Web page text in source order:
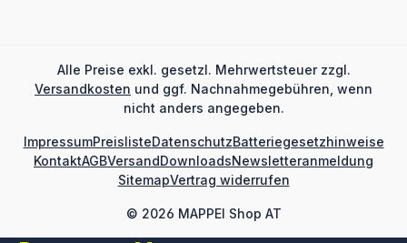
Alle Preise exkl. gesetzl. Mehrwertsteuer zzgl.
Versandkosten und ggf. Nachnahmegebühren, wenn
nicht anders angegeben.
© 2026 MAPPEI Shop AT
ImpressumPreislisteDatenschutzBatteriegesetzhinweise
KontaktAGBVersandDownloadsNewsletteranmeldung
SitemapVertrag widerrufen